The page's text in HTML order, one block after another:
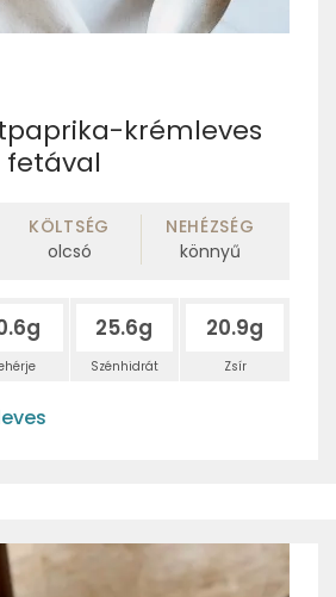
krémleves
fetával
KÖLTSÉG
olcsó
NEHÉZSÉG
könnyű
25.6g
Szénhidrát
20.9g
Zsír